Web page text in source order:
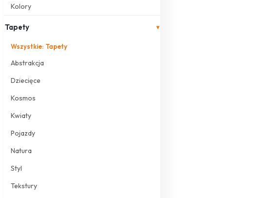
Kolory
Tapety ▾
Wszystkie: Tapety
Abstrakcja
Dziecięce
Kosmos
Kwiaty
Pojazdy
Natura
Styl
Tekstury